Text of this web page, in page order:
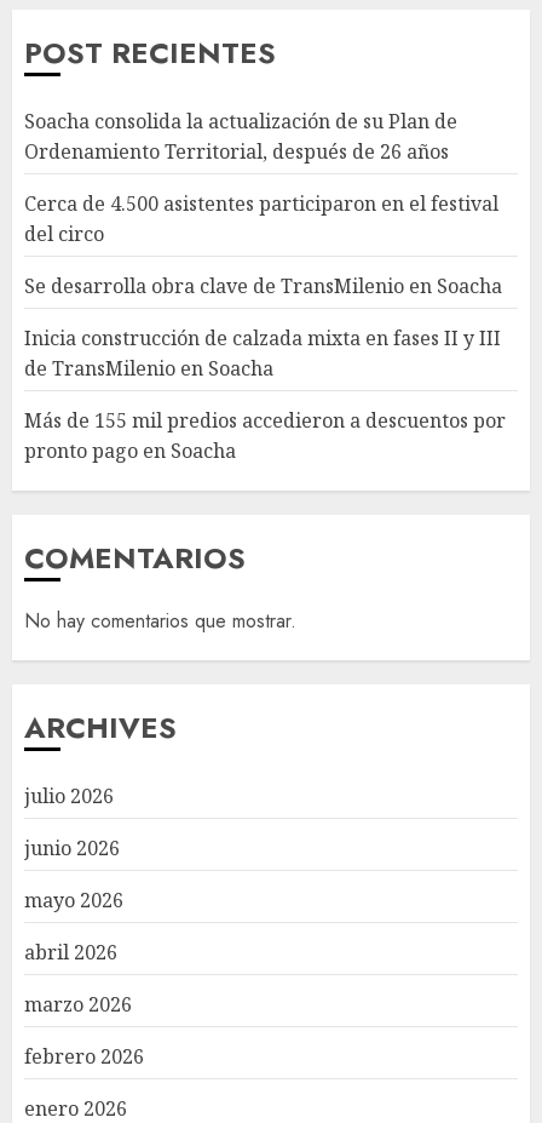
POST RECIENTES
Soacha consolida la actualización de su Plan de
Ordenamiento Territorial, después de 26 años
Cerca de 4.500 asistentes participaron en el festival
del circo
Se desarrolla obra clave de TransMilenio en Soacha
Inicia construcción de calzada mixta en fases II y III
de TransMilenio en Soacha
Más de 155 mil predios accedieron a descuentos por
pronto pago en Soacha
COMENTARIOS
No hay comentarios que mostrar.
ARCHIVES
julio 2026
junio 2026
mayo 2026
abril 2026
marzo 2026
febrero 2026
enero 2026